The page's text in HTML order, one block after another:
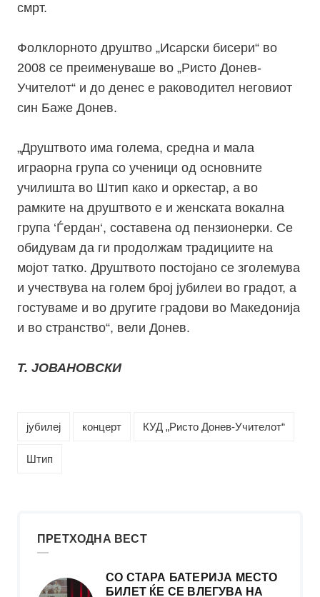
смрт.
Фолклорното друштво „Исарски бисери“ во
2008 се преименуваше во „Ристо Донев-
Учителот“ и до денес е раководител неговиот
син Баже Донев.
„Друштвото има голема, средна и мала
играорна група со ученици од основните
училишта во Штип како и оркестар, а во
рамките на друштвото е и женската вокална
група ‘Ѓердан‘, составена од пензионерки. Се
обидувам да ги продолжам традициите на
мојот татко. Друштвото постојано се зголемува
и учествува на голем број јубилеи во градот, а
гостуваме и во другите градови во Македонија
и во странство“, вели Донев.
Т. ЈОВАНОВСКИ
јубилеј концерт КУД „Ристо Донев-Учителот“
Штип
ПРЕТХОДНА ВЕСТ
СО СТАРА БАТЕРИЈА МЕСТО
БИЛЕТ ЌЕ СЕ ВЛЕГУВА НА